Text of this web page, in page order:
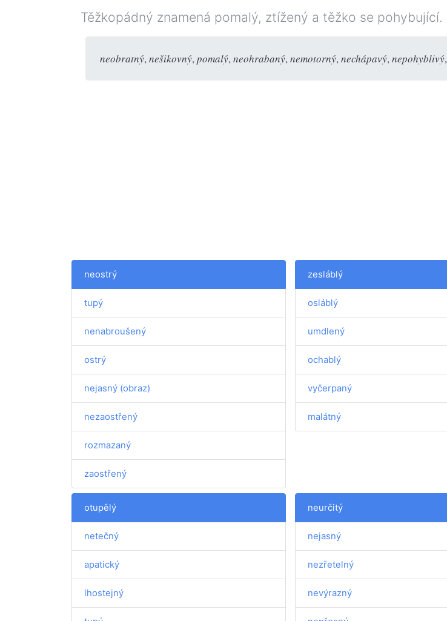
Těžkopádný znamená pomalý, ztížený a těžko se pohybující.
neobratný, nešikovný, pomalý, neohrabaný, nemotorný, nechápavý, nepohyblivý,
neostrý
tupý
nenabroušený
ostrý
nejasný (obraz)
nezaostřený
rozmazaný
zaostřený
zesláblý
osláblý
umdlený
ochablý
vyčerpaný
malátný
otupělý
netečný
apatický
lhostejný
neurčitý
nejasný
nezřetelný
nevýrazný